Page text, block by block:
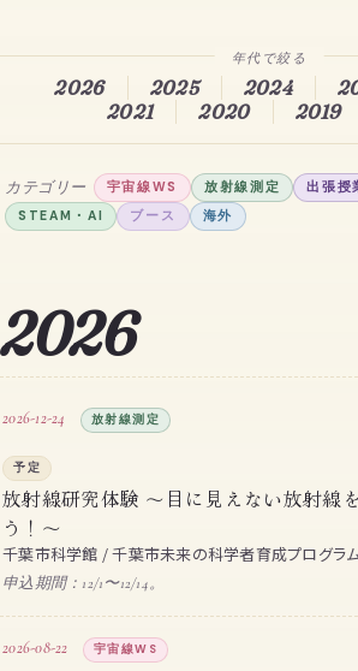
2026 2025 2024
2021
2020 2019
カテゴリー 宇宙線WS 放射線測定 出張授
STEAM・AI
ブース 海外
2026
2026-12-24 放射線測定
予定
放射線研究体験 〜目に見えない放射線
う！〜
千葉市科学館 / 千葉市未来の科学者育成プログラム
申込期間：12/1〜12/14。
2026-08-22 宇宙線WS